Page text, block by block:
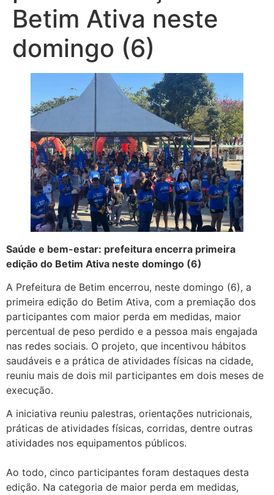
Betim Ativa neste
domingo (6)
Saúde e bem-estar: prefeitura encerra primeira
edição do Betim Ativa neste domingo (6)
A Prefeitura de Betim encerrou, neste domingo (6), a
primeira edição do Betim Ativa, com a premiação dos
participantes com maior perda em medidas, maior
percentual de peso perdido e a pessoa mais engajada
nas redes sociais. O projeto, que incentivou hábitos
saudáveis e a prática de atividades físicas na cidade,
reuniu mais de dois mil participantes em dois meses de
execução.
A iniciativa reuniu palestras, orientações nutricionais,
práticas de atividades físicas, corridas, dentre outras
atividades nos equipamentos públicos.
Ao todo, cinco participantes foram destaques desta
edição. Na categoria de maior perda em medidas,